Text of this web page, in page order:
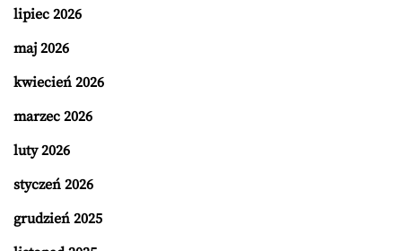
lipiec 2026
maj 2026
kwiecień 2026
marzec 2026
luty 2026
styczeń 2026
grudzień 2025